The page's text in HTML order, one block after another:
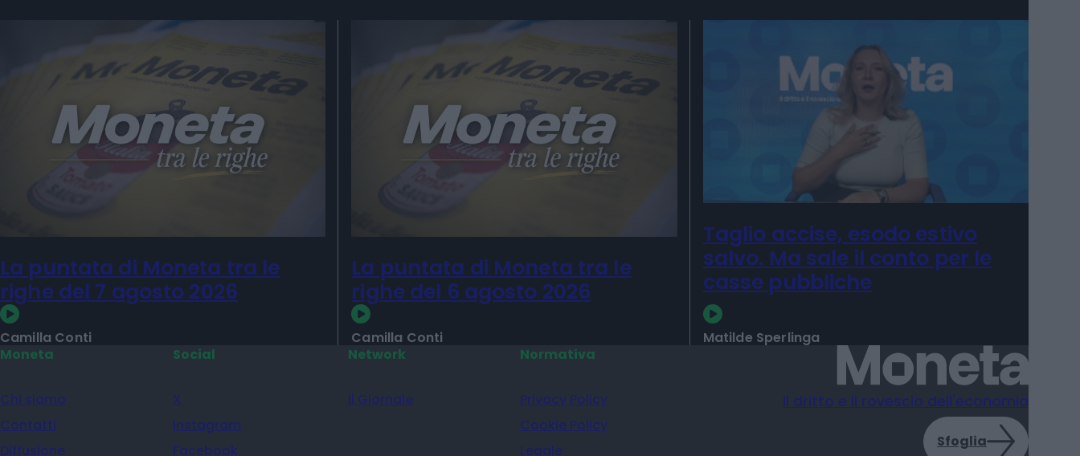
Sfoglia Moneta
MULTIMEDIA
La puntata di Moneta tra le
righe del 7 agosto 2026
Camilla Conti
La puntata di Moneta tra le
righe del 6 agosto 2026
Camilla Conti
Taglio accise, esodo estivo
salvo. Ma sale il conto per le
casse pubbliche
Matilde Sperlinga
Moneta
Social Normativa